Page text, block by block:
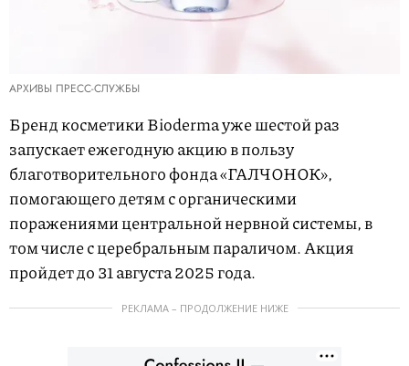
АРХИВЫ ПРЕСС-СЛУЖБЫ
Бренд косметики Bioderma уже шестой раз
запускает ежегодную акцию в пользу
благотворительного фонда «ГАЛЧОНОК»,
помогающего детям с органическими
поражениями центральной нервной системы, в
том числе с церебральным параличом. Акция
пройдет до 31 августа 2025 года.
РЕКЛАМА – ПРОДОЛЖЕНИЕ НИЖЕ